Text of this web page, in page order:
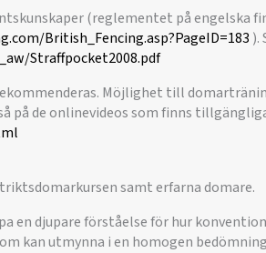
(reglementet på engelska
British_Fencing.asp?PageID=183 ).
Straffpocket2008.pdf
Möjlighet till
på de onlinevideos som finns
samt erfarna domare.
en djupare förståelse för hur
kan utmynna i en homogen